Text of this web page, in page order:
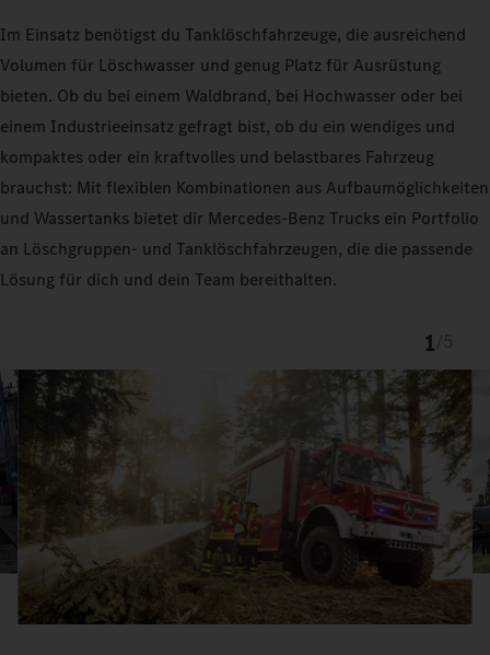
Im Einsatz benötigst du Tanklöschfahrzeuge, die ausreichend
Volumen für Löschwasser und genug Platz für Ausrüstung
bieten. Ob du bei einem Waldbrand, bei Hochwasser oder bei
einem Industrieeinsatz gefragt bist, ob du ein wendiges und
kompaktes oder ein kraftvolles und belastbares Fahrzeug
brauchst: Mit flexiblen Kombinationen aus Aufbaumöglichkeiten
und Wassertanks bietet dir Mercedes‑Benz Trucks ein Portfolio
an Löschgruppen- und Tanklöschfahrzeugen, die die passende
Lösung für dich und dein Team bereithalten.
1